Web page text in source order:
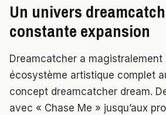
Un univers
constante expansion
Dreamcatcher a magistralement
écosystème artistique complet
concept dreamcatcher dream.
avec « Chase Me » jusqu’aux